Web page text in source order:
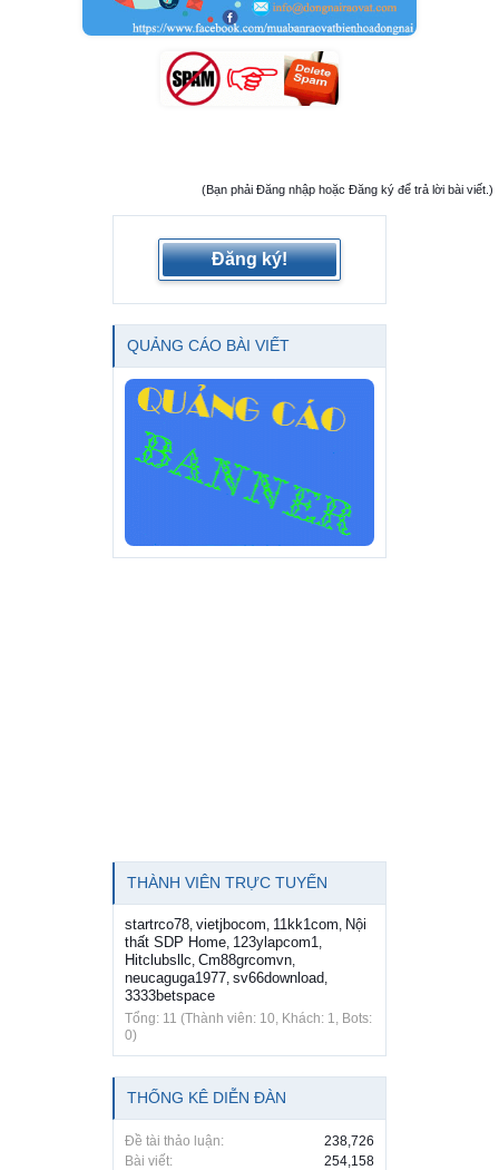
(Bạn phải Đăng nhập hoặc Đăng ký để trả lời bài viết.)
Đăng ký!
QUẢNG CÁO BÀI VIẾT
THÀNH VIÊN TRỰC TUYẾN
startrco78 vietjbocom 11kk1com Nội
thất SDP Home 123ylapcom1
Hitclubsllc Cm88grcomvn
neucaguga1977 sv66download
3333betspace
Tổng: 11 (Thành viên: 10, Khách: 1, Bots:
0)
THỐNG KÊ DIỄN ĐÀN
Đề tài thảo luận:
238,726
Bài viết:
254,158